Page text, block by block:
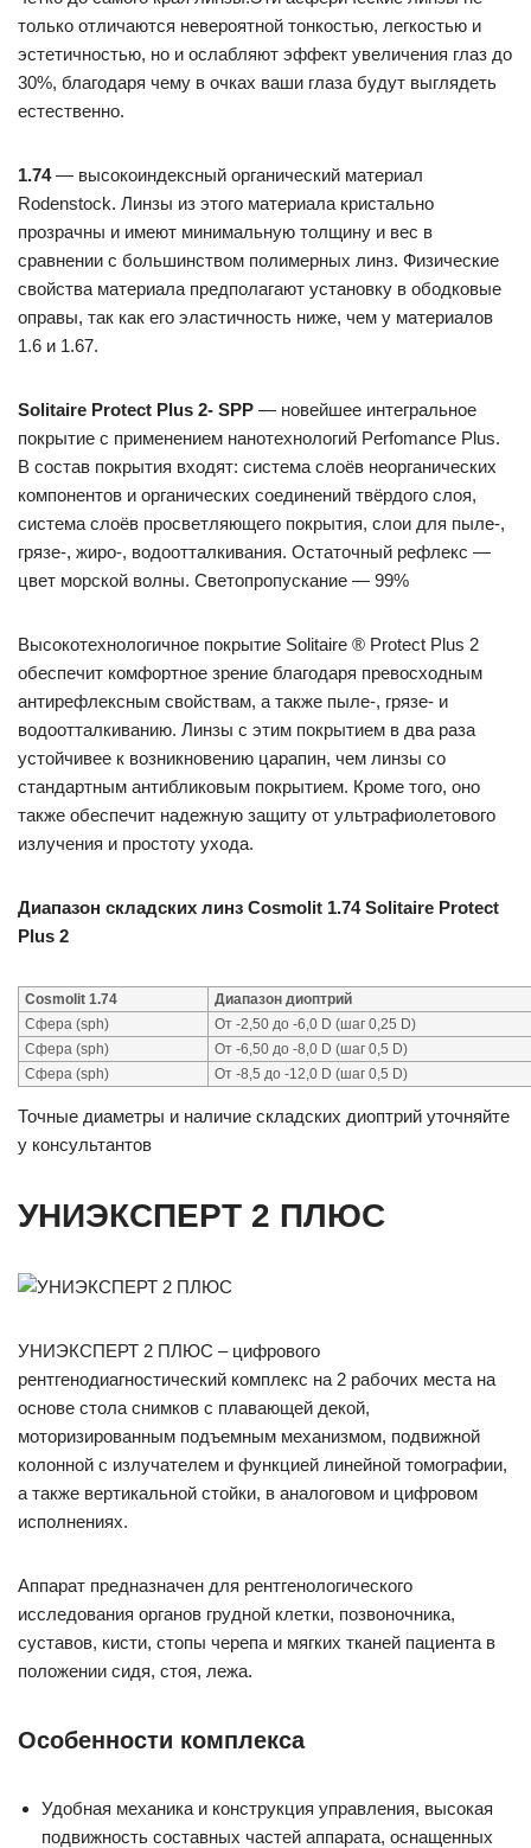
только отличаются невероятной тонкостью, легкостью и
эстетичностью, но и ослабляют эффект увеличения глаз до
30%, благодаря чему в очках ваши глаза будут выглядеть
естественно.
1.74— высокоиндексный органический материал
Rodenstock. Линзы из этого материала кристально
прозрачны и имеют минимальную толщину и вес в
сравнении с большинством полимерных линз. Физические
свойства материала предполагают установку в ободковые
оправы, так как его эластичность ниже, чем у материалов
1.6 и 1.67.
Solitaire Protect Plus 2- SPP — новейшее интегральное
покрытие с применением нанотехнологий Perfomance Plus.
В состав покрытия входят: система слоёв неорганических
компонентов и органических соединений твёрдого слоя,
система слоёв просветляющего покрытия, слои для пыле-,
грязе-, жиро-, водоотталкивания. Остаточный рефлекс —
цвет морской волны. Светопропускание — 99%
Высокотехнологичное покрытие Solitaire ® Protect Plus 2
обеспечит комфортное зрение благодаря превосходным
антирефлексным свойствам, а также пыле-, грязе- и
водоотталкиванию. Линзы с этим покрытием в два раза
устойчивее к возникновению царапин, чем линзы со
стандартным антибликовым покрытием. Кроме того, оно
также обеспечит надежную защиту от ультрафиолетового
излучения и простоту ухода.
Диапазон складских линз Cosmolit 1.74 Solitaire Protect
Plus 2
Cosmolit 1.74
Диапазон диоптрий
Сфера (sph)
От -2,50 до -6,0 D (шаг 0,25 D)
Сфера (sph)
От -6,50 до -8,0 D (шаг 0,5 D)
Сфера (sph)
От -8,5 до -12,0 D (шаг 0,5 D)
Точные диаметры и наличие складских диоптрий уточняйте
у консультантов
УНИЭКСПЕРТ 2 ПЛЮС
УНИЭКСПЕРТ 2 ПЛЮС – цифрового
рентгенодиагностический комплекс на 2 рабочих места на
основе стола снимков с плавающей декой,
моторизированным подъемным механизмом, подвижной
колонной с излучателем и функцией линейной томографии,
а также вертикальной стойки, в аналоговом и цифровом
исполнениях.
Аппарат предназначен для рентгенологического
исследования органов грудной клетки, позвоночника,
суставов, кисти, стопы черепа и мягких тканей пациента в
положении сидя, стоя, лежа.
Особенности комплекса
Удобная механика и конструкция управления, высокая
подвижность составных частей аппарата, оснащенных